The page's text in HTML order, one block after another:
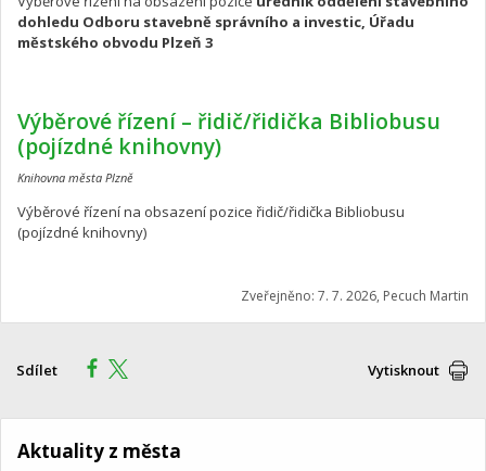
dohledu Odboru stavebně správního a investic, Úřadu
městského obvodu Plzeň 3
Výběrové řízení – řidič/řidička Bibliobusu
(pojízdné knihovny)
Knihovna města Plzně
Výběrové řízení na obsazení pozice řidič/řidička Bibliobusu
(pojízdné knihovny)
Zveřejněno: 7. 7. 2026, Pecuch Martin
Sdílet Vytisknout
Aktuality z města